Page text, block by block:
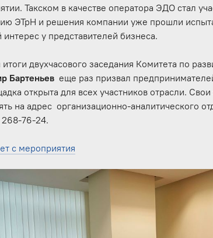
Такском в качестве оператора ЭДО стал
ЭТрН и решения компании уже прошли
у представителей бизнеса.
двухчасового заседания Комитета по
Бартеньев еще раз призвал
открыта для всех участников отрасли.
на адрес организационно-аналитического
76-24.
с мероприятия